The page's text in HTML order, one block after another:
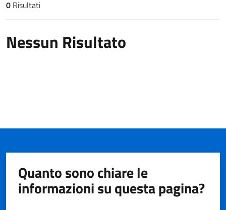
Risultati di ricerca
0 Risultati
Nessun Risultato
Quanto sono chiare le
informazioni su questa pagina?